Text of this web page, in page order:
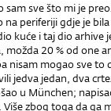
sam sve što mi je
periferiji gdje je
kuće i taj dio
možda 20 % od one
nisam mogao sve to
jedva jedan, dva
u München;
zbog toga da ga